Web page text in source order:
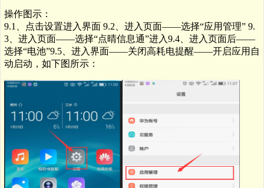
操作图示：
9.1、点击设置进入界面 9.2、进入页面——选择“应用管理” 9.
3、进入页面——选择“点晴信息通”进入9.4、进入页面后——
选择“电池”9.5、进入界面——关闭高耗电提醒——开启应用自
动启动，如下图所示：